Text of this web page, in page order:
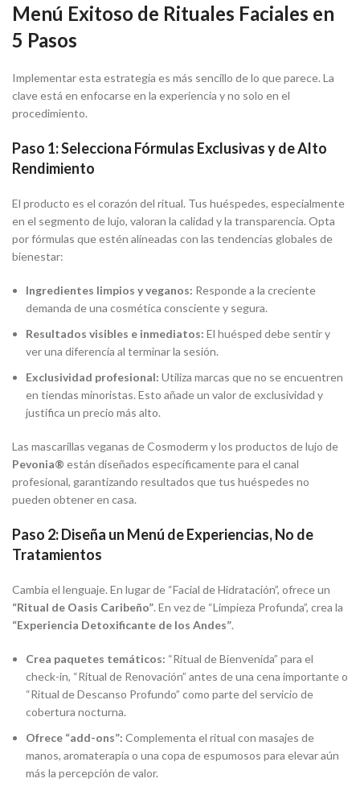
Menú Exitoso de Rituales Faciales en
5 Pasos
Implementar esta estrategia es más sencillo de lo que parece. La
clave está en enfocarse en la experiencia y no solo en el
procedimiento.
Paso 1: Selecciona Fórmulas Exclusivas y de Alto
Rendimiento
El producto es el corazón del ritual. Tus huéspedes, especialmente
en el segmento de lujo, valoran la calidad y la transparencia. Opta
por fórmulas que estén alineadas con las tendencias globales de
bienestar:
Ingredientes limpios y veganos: Responde a la creciente
demanda de una cosmética consciente y segura.
Resultados visibles e inmediatos: El huésped debe sentir y
ver una diferencia al terminar la sesión.
Exclusividad profesional: Utiliza marcas que no se encuentren
en tiendas minoristas. Esto añade un valor de exclusividad y
justifica un precio más alto.
Las mascarillas veganas de Cosmoderm y los productos de lujo de
Pevonia® están diseñados específicamente para el canal
profesional, garantizando resultados que tus huéspedes no
pueden obtener en casa.
Paso 2: Diseña un Menú de Experiencias, No de
Tratamientos
Cambia el lenguaje. En lugar de “Facial de Hidratación”, ofrece un
“Ritual de Oasis Caribeño”. En vez de “Limpieza Profunda”, crea la
“Experiencia Detoxificante de los Andes”.
Crea paquetes temáticos: “Ritual de Bienvenida” para el
check-in, “Ritual de Renovación” antes de una cena importante o
“Ritual de Descanso Profundo” como parte del servicio de
cobertura nocturna.
Ofrece “add-ons”: Complementa el ritual con masajes de
manos, aromaterapia o una copa de espumosos para elevar aún
más la percepción de valor.